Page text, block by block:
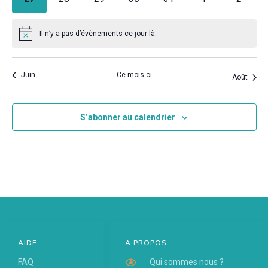
évènements
Notice Il n’y a pas d’évènements ce jour là.
Juin Ce mois-ci Août
S’abonner au calendrier
A PROPOS
Qui sommes nous ?
AIDE
FAQ